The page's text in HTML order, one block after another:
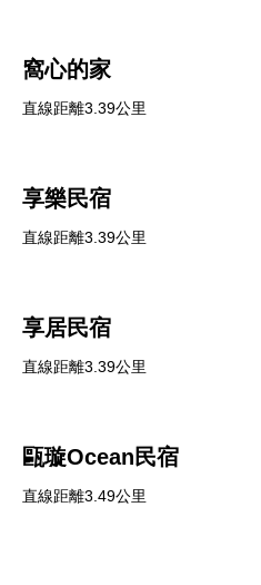
窩心的家
直線距離3.39公里
享樂民宿
直線距離3.39公里
享居民宿
直線距離3.39公里
甌璇Ocean民宿
直線距離3.49公里